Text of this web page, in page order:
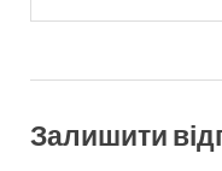
Залишити